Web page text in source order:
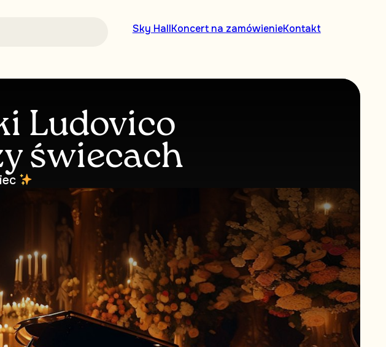
Sky HallKoncert na zamówienieKontakt
Ludovico
świecach